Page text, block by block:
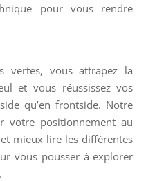
pour vous rendre
vertes, vous attrapez la
et vous réussissez vos
qu’en frontside. Notre
votre positionnement au
mieux lire les différentes
vous pousser à explorer